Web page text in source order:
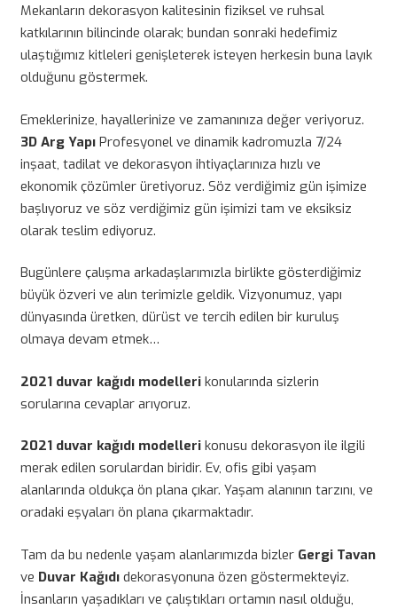
Mekanların dekorasyon kalitesinin fiziksel ve ruhsal
katkılarının bilincinde olarak; bundan sonraki hedefimiz
ulaştığımız kitleleri genişleterek isteyen herkesin buna layık
olduğunu göstermek.
Emeklerinize, hayallerinize ve zamanınıza değer veriyoruz.
3D Arg YapıProfesyonel ve dinamik kadromuzla 7/24
inşaat, tadilat ve dekorasyon ihtiyaçlarınıza hızlı ve
ekonomik çözümler üretiyoruz. Söz verdiğimiz gün işimize
başlıyoruz ve söz verdiğimiz gün işimizi tam ve eksiksiz
olarak teslim ediyoruz.
Bugünlere çalışma arkadaşlarımızla birlikte gösterdiğimiz
büyük özveri ve alın terimizle geldik. Vizyonumuz, yapı
dünyasında üretken, dürüst ve tercih edilen bir kuruluş
olmaya devam etmek…
2021 duvar kağıdı modelleri konularında sizlerin
sorularına cevaplar arıyoruz.
2021 duvar kağıdı modelleri konusu dekorasyon ile ilgili
merak edilen sorulardan biridir. Ev, ofis gibi yaşam
alanlarında oldukça ön plana çıkar. Yaşam alanının tarzını, ve
oradaki eşyaları ön plana çıkarmaktadır.
Tam da bu nedenle yaşam alanlarımızda bizler Gergi Tavan
ve Duvar Kağıdı dekorasyonuna özen göstermekteyiz.
İnsanların yaşadıkları ve çalıştıkları ortamın nasıl olduğu,